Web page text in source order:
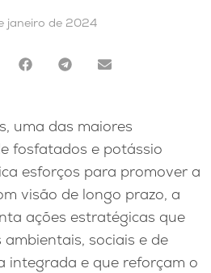
janeiro de 2024
uma das maiores
fosfatados e potássio
esforços para promover a
visão de longo prazo, a
ações estratégicas que
sociais e de
integrada e que reforçam o